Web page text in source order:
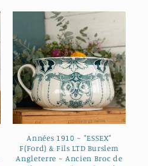
Années 1910 ~ "ESSEX"
F(Ford) & Fils LTD Burslem
Angleterre ~ Ancien Broc de